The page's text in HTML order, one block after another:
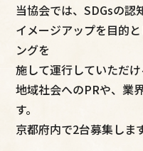
当協会では、SDGsの認
イメージアップを目的
ングを
施して運行していただ
地域社会へのPRや、業
す。
京都府内で2台募集しま